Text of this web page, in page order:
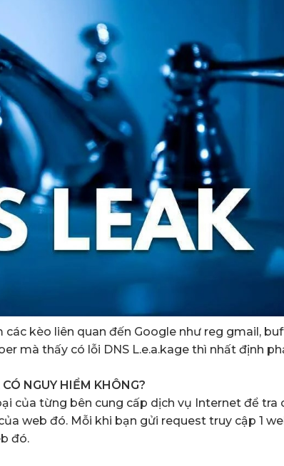
kèo liên quan đến Google như reg gmail,
mà thấy có lỗi DNS L.e.a.kage thì nhất định
NGUY HIỂM KHÔNG?
của từng bên cung cấp dịch vụ Internet để tra
web đó. Mỗi khi bạn gửi request truy cập 1
đó.